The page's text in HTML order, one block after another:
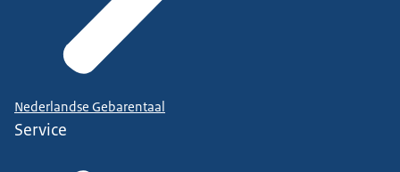
Nederlandse Gebarentaal
Service